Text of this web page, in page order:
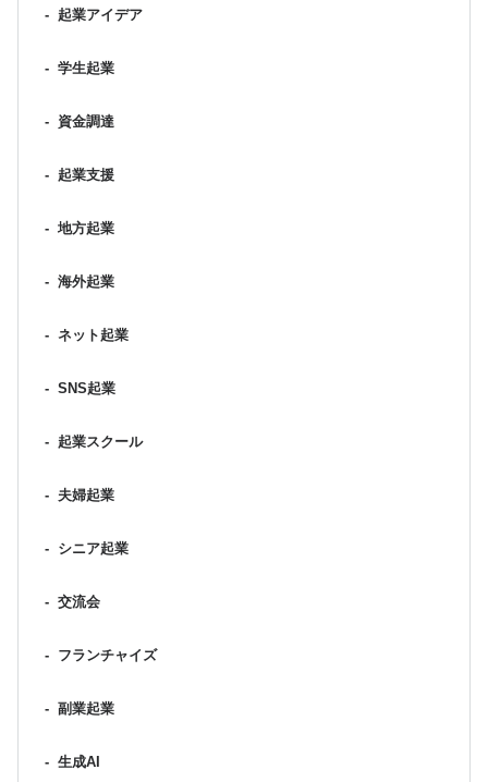
- 起業アイデア
- 学生起業
- 資金調達
- 起業支援
- 地方起業
- 海外起業
- ネット起業
- SNS起業
- 起業スクール
- 夫婦起業
- シニア起業
- 交流会
- フランチャイズ
- 副業起業
- 生成AI